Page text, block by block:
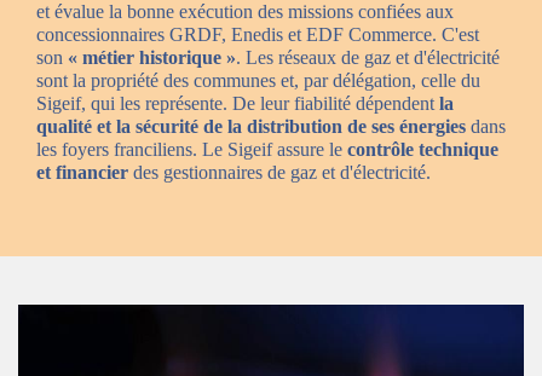
et évalue la bonne exécution des missions confiées aux
concessionnaires GRDF, Enedis et EDF Commerce. C'est
son « métier historique ». Les réseaux de gaz et d'électricité
sont la propriété des communes et, par délégation, celle du
Sigeif, qui les représente. De leur fiabilité dépendent la
qualité et la sécurité de la distribution de ses énergies dans
les foyers franciliens. Le Sigeif assure le contrôle technique
et financier des gestionnaires de gaz et d'électricité.